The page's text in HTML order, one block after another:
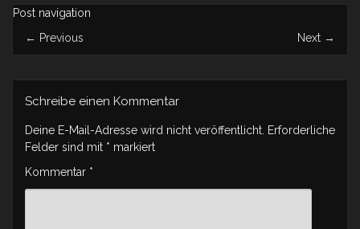
Post navigation
← Previous Next →
Schreibe einen Kommentar
Deine E-Mail-Adresse wird nicht veröffentlicht. Erforderliche
Felder sind mit * markiert
Kommentar *